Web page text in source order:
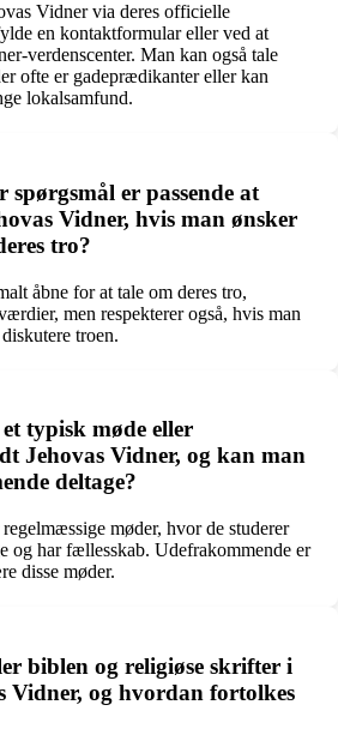
Vidner via deres officielle
en kontaktformular eller ved at
verdenscenter. Man kan også tale
ofte er gadeprædikanter eller kan
lokalsamfund.
spørgsmål er passende at
Vidner, hvis man ønsker
tro?
åbne for at tale om deres tro,
men respekterer også, hvis man
troen.
typisk møde eller
Jehovas Vidner, og kan man
deltage?
møder, hvor de studerer
og har fællesskab. Udefrakommende er
disse møder.
biblen og religiøse skrifter i
Vidner, og hvordan fortolkes